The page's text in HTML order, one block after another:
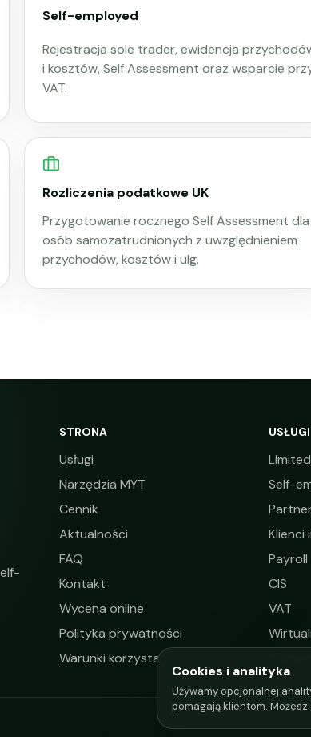
Self-employed
Rejestracja sole trader, ewidencja
i kosztów, Self Assessment oraz wsparcie
VAT.
Rozliczenia podatkowe UK
Przygotowanie rocznego Self Assessment dla
osób samozatrudnionych z uwzględnieniem
przychodów, kosztów i ulg.
STRONA
Usługi
Narzędzia MYT
Cennik
Aktualności
FAQ
Kontakt
Wycena online
Polityka prywatności
Warunki korzystania
USŁUGI
Self-
Klienci
Payroll
CIS
VAT
Cookies i analityka
Używamy opcjonalnej
pomagają klientom.